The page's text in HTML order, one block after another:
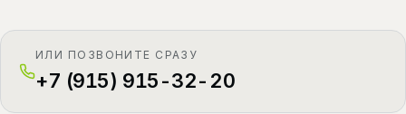
ИЛИ ПОЗВОНИТЕ СРАЗУ
+7 (915) 915-32-20